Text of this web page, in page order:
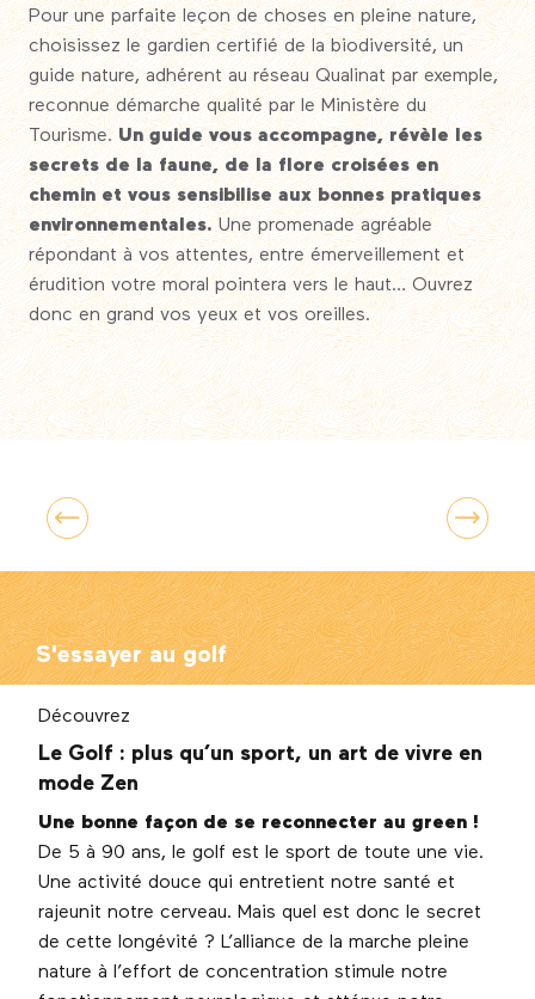
Pour une parfaite leçon de choses en pleine nature,
choisissez le gardien certifié de la biodiversité, un
guide nature, adhérent au réseau Qualinat par exemple,
reconnue démarche qualité par le Ministère du
Tourisme.Un guide vous accompagne, révèle les
secrets de la faune, de la flore croisées en
chemin et vous sensibilise aux bonnes pratiques
environnementales.Une promenade agréable
répondant à vos attentes, entre émerveillement et
érudition votre moral pointera vers le haut… Ouvrez
donc en grand vos yeux et vos oreilles.
grand air
S'essayer au golf
Découvrez
Le Golf : plus qu’un sport, un art de vivre en
mode Zen
Une bonne façon de se reconnecter au green !
De 5 à 90 ans, le golf est le sport de toute une vie.
Une activité douce qui entretient notre santé et
rajeunit notre cerveau. Mais quel est donc le secret
de cette longévité ? L’alliance de la marche pleine
nature à l’effort de concentration stimule notre